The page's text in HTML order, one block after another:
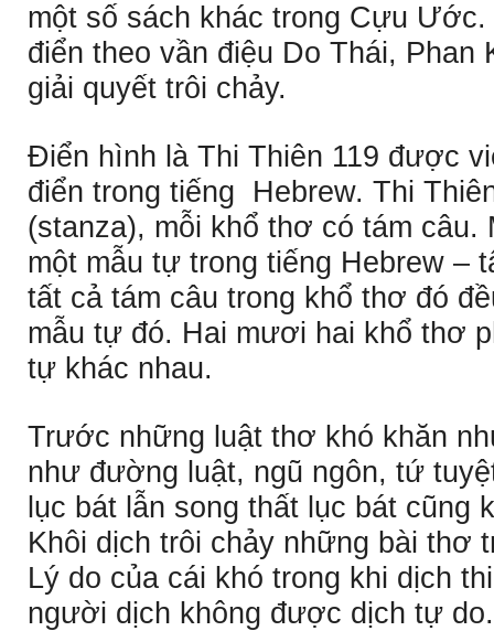
một số sách khác trong Cựu
điển theo vần điệu Do Thái, Phan
giải quyết trôi chảy.
Ðiển hình là Thi Thiên 119 được
điển trong tiếng Hebrew. Thi
(stanza), mỗi khổ thơ có tám câu.
một mẫu tự trong tiếng Hebrew –
tất cả tám câu trong khổ thơ đó
mẫu tự đó. Hai mươi hai khổ thơ
tự khác nhau.
Trước những luật thơ khó khăn
như đường luật, ngũ ngôn, tứ
lục bát lẫn song thất lục bát cũng
Khôi dịch trôi chảy những bài thơ
Lý do của cái khó trong khi dịch
người dịch không được dịch tự